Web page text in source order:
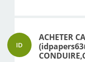
ID
ACHETER